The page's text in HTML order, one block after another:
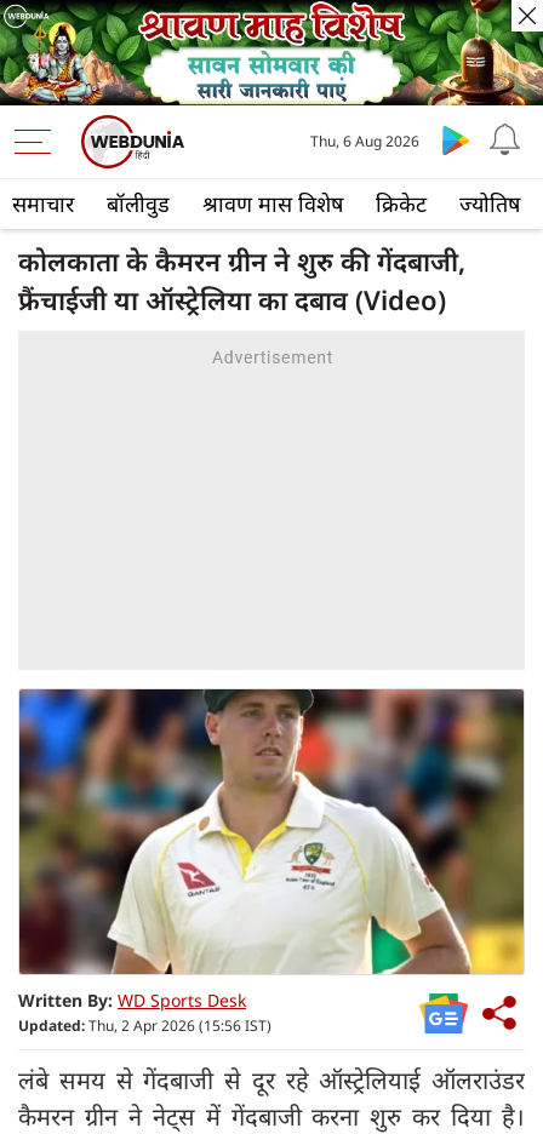
समाचार बॉलीवुड श्रावण मास विशेष क्रिकेट ज्योतिष
Thu, 6 Aug 2026
कोलकाता के कैमरन ग्रीन ने शुरु की गेंदबाजी,
फ्रैंचाईजी या ऑस्ट्रेलिया का दबाव (Video)
Written By: WD Sports Desk
Updated:Thu, 2 Apr 2026 (15:56 IST)
लंबे समय से गेंदबाजी से दूर रहे ऑस्ट्रेलियाई ऑलराउंडर
कैमरन ग्रीन ने नेट्स में गेंदबाजी करना शुरु कर दिया है।